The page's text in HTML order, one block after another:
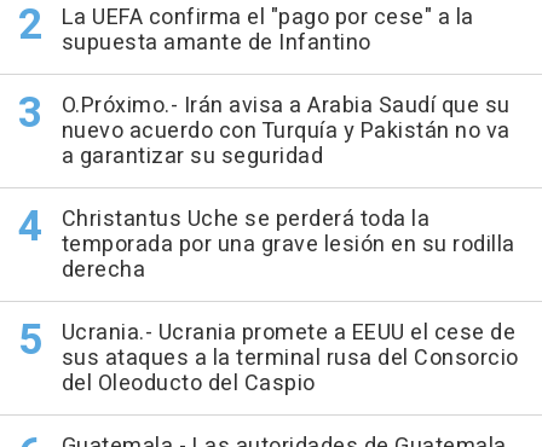
La UEFA confirma el "pago por cese" a la
supuesta amante de Infantino
O.Próximo.- Irán avisa a Arabia Saudí que su
nuevo acuerdo con Turquía y Pakistán no va
a garantizar su seguridad
Christantus Uche se perderá toda la
temporada por una grave lesión en su rodilla
derecha
Ucrania.- Ucrania promete a EEUU el cese de
sus ataques a la terminal rusa del Consorcio
del Oleoducto del Caspio